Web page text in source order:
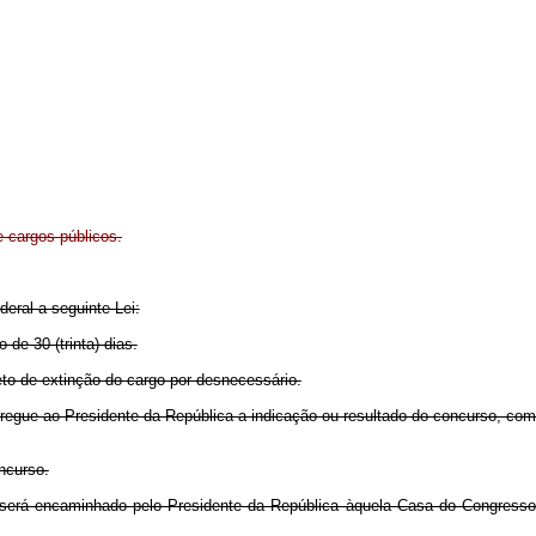
cargos públicos.
a seguinte Lei:
de 30 (trinta) dias.
de extinção do cargo por desnecessário.
ao Presidente da República a indicação ou resultado do concurso, com
encaminhado pelo Presidente da República àquela Casa do Congresso